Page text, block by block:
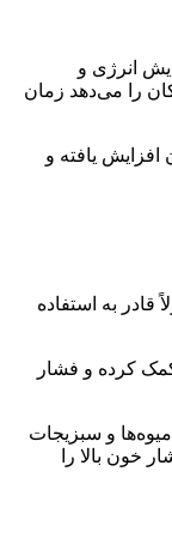
انرژی و
را می‌دهد زمان
یافته و
قادر به استفاده
کرده و فشار
میوه‌ها و سبزیجات
خون بالا را